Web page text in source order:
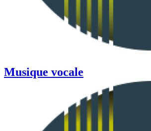
Musique vocale